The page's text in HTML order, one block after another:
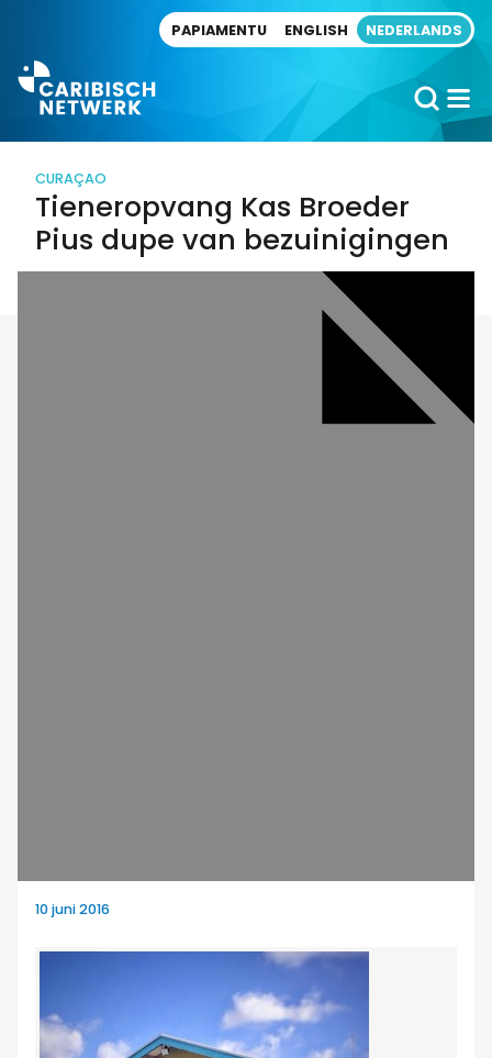
PAPIAMENTU ENGLISH NEDERLANDS
CURAÇAO
Tieneropvang Kas Broeder
Pius dupe van bezuinigingen
10 juni 2016